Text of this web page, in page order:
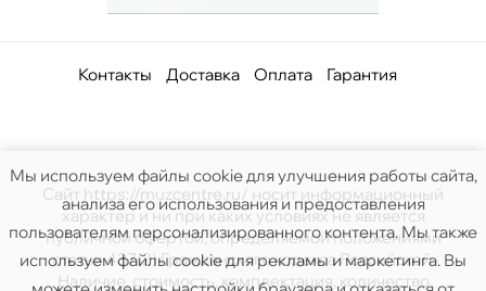
Контакты Доставка Оплата Гарантия
Сайт https://muzcentre.ru/ носит информационный
характер и ни при каких условиях не является
публичной офертой, определяемой положениями
статьи 437(2) Гражданского кодекса Российской.
Наличие, стоимость, комплектация, количество
Мы используем файлы cookie для улучшения работы сайта,
анализа его использования и предоставления
пользователям персонализированного контента. Мы также
используем файлы cookie для рекламы и маркетинга. Вы